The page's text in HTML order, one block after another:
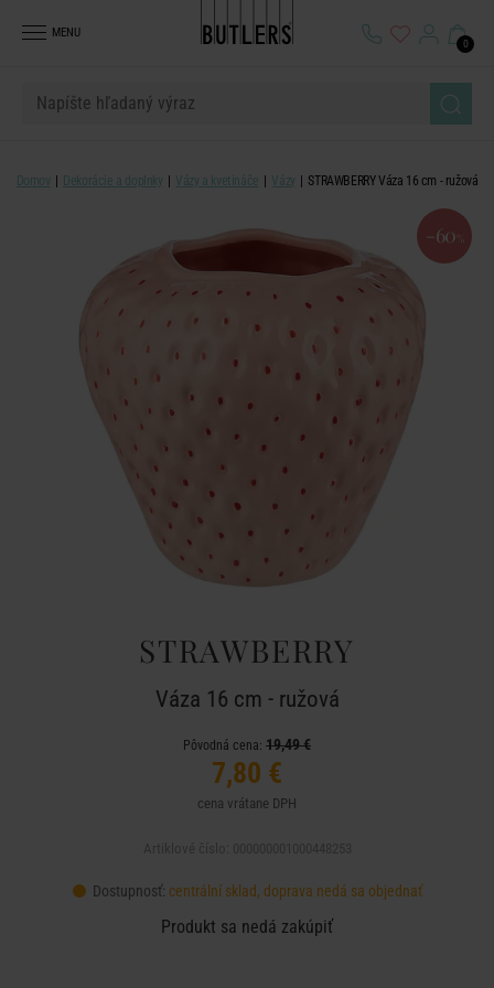
MENU
0
Domov Dekorácie a doplnky Vázy a kvetináče Vázy STRAWBERRY Váza 16 cm - ružová
-60 %
STRAWBERRY
Váza 16 cm - ružová
Pôvodná cena: 19,49 €
7,80 €
cena vrátane DPH
Dostupnosť: centrální sklad, doprava nedá sa objednať
Produkt sa nedá zakúpiť